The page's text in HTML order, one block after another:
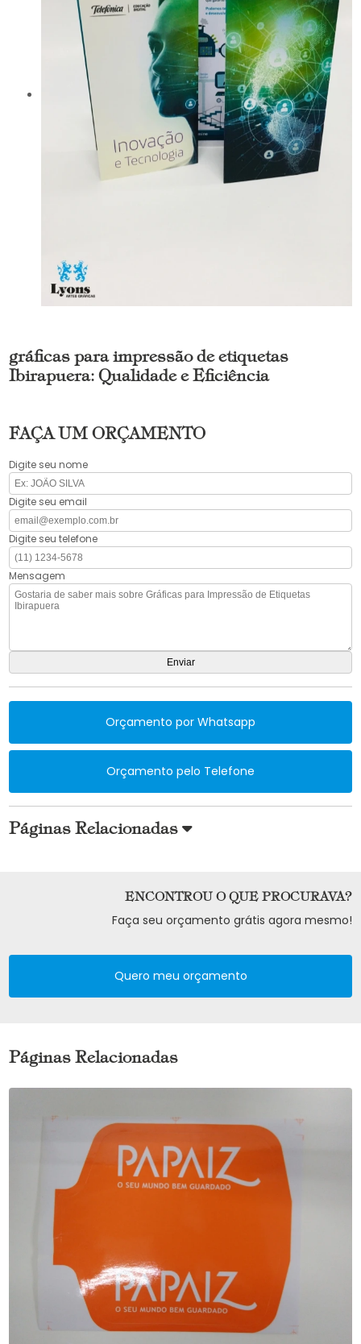
gráficas para impressão de etiquetas
Ibirapuera: Qualidade e Eficiência
FAÇA UM ORÇAMENTO
Digite seu nome
Digite seu email
Digite seu telefone
Mensagem
Orçamento por Whatsapp
Orçamento pelo Telefone
Páginas Relacionadas
ENCONTROU O QUE PROCURAVA?
Faça seu orçamento grátis agora mesmo!
Quero meu orçamento
Páginas Relacionadas